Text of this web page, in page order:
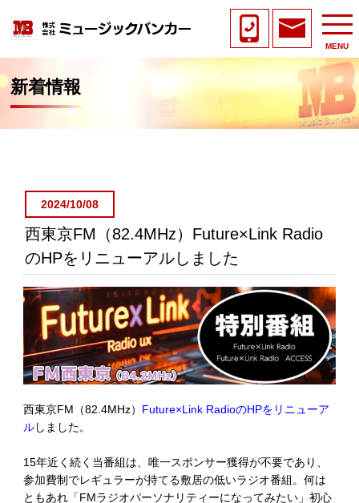
MENU
新着情報
2024/10/08
西東京FM（82.4MHz）Future×Link Radio
のHPをリニューアルしました
西東京FM（82.4MHz） Future×Link RadioのHPをリニューア
ルしました。
15年近く続く当番組は、唯一スポンサー獲得が不要であり、
参加費制でレギュラーが持てる敷居の低いラジオ番組。何は
ともあれ「FMラジオパーソナリティーになってみたい」初心